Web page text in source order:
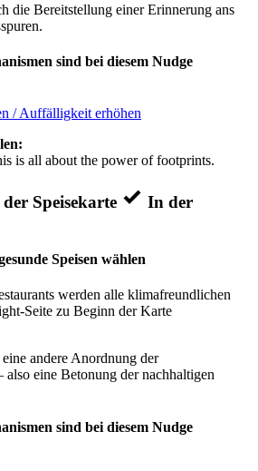
die Bereitstellung einer Erinnerung ans
sind bei diesem Nudge
/ Auffälligkeit erhöhen
is all about the power of footprints.
Speisekarte
In der
Speisen wählen
werden alle klimafreundlichen
Seite zu Beginn der Karte
andere Anordnung der
also eine Betonung der nachhaltigen
sind bei diesem Nudge